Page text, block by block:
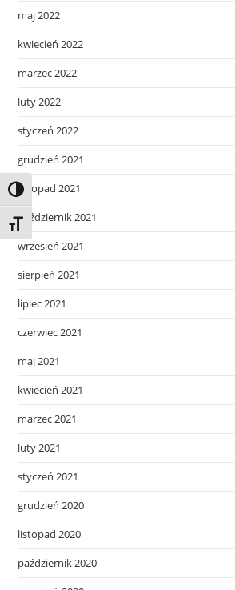
Toggle High Contrast
Toggle Font size
maj 2022
kwiecień 2022
marzec 2022
luty 2022
styczeń 2022
grudzień 2021
listopad 2021
październik 2021
wrzesień 2021
sierpień 2021
lipiec 2021
czerwiec 2021
maj 2021
kwiecień 2021
marzec 2021
luty 2021
styczeń 2021
grudzień 2020
listopad 2020
październik 2020